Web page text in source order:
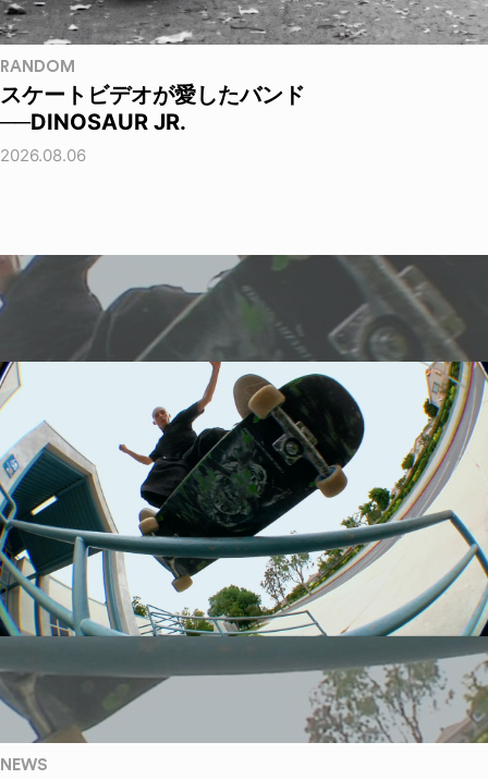
RANDOM
スケートビデオが愛したバンド
──DINOSAUR JR.
2026.08.06
NEWS